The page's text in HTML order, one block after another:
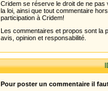
Cridem se réserve le droit de ne
la loi, ainsi que tout commentaire
participation à Cridem!
Les commentaires et propos sont la
avis, opinion et responsabilité.
Pour poster un commentaire il